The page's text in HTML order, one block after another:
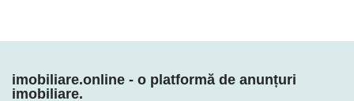
imobiliare.online - o platformă de anunțuri
imobiliare.